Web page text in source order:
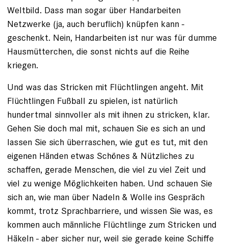
Weltbild. Dass man sogar über Handarbeiten
Netzwerke (ja, auch beruflich) knüpfen kann -
geschenkt. Nein, Handarbeiten ist nur was für dumme
Hausmütterchen, die sonst nichts auf die Reihe
kriegen.
Und was das Stricken mit Flüchtlingen angeht. Mit
Flüchtlingen Fußball zu spielen, ist natürlich
hundertmal sinnvoller als mit ihnen zu stricken, klar.
Gehen Sie doch mal mit, schauen Sie es sich an und
lassen Sie sich überraschen, wie gut es tut, mit den
eigenen Händen etwas Schönes & Nützliches zu
schaffen, gerade Menschen, die viel zu viel Zeit und
viel zu wenige Möglichkeiten haben. Und schauen Sie
sich an, wie man über Nadeln & Wolle ins Gespräch
kommt, trotz Sprachbarriere, und wissen Sie was, es
kommen auch männliche Flüchtlinge zum Stricken und
Häkeln - aber sicher nur, weil sie gerade keine Schiffe